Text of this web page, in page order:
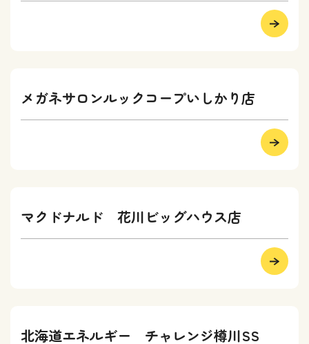
メガネサロンルックコープいしかり店
マクドナルド 花川ビッグハウス店
北海道エネルギー チャレンジ樽川SS